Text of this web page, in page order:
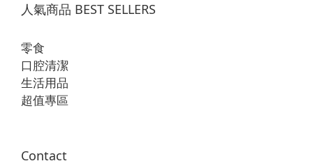
人氣商品 BEST SELLERS
零食
口腔清潔
生活用品
超值專區
Contact